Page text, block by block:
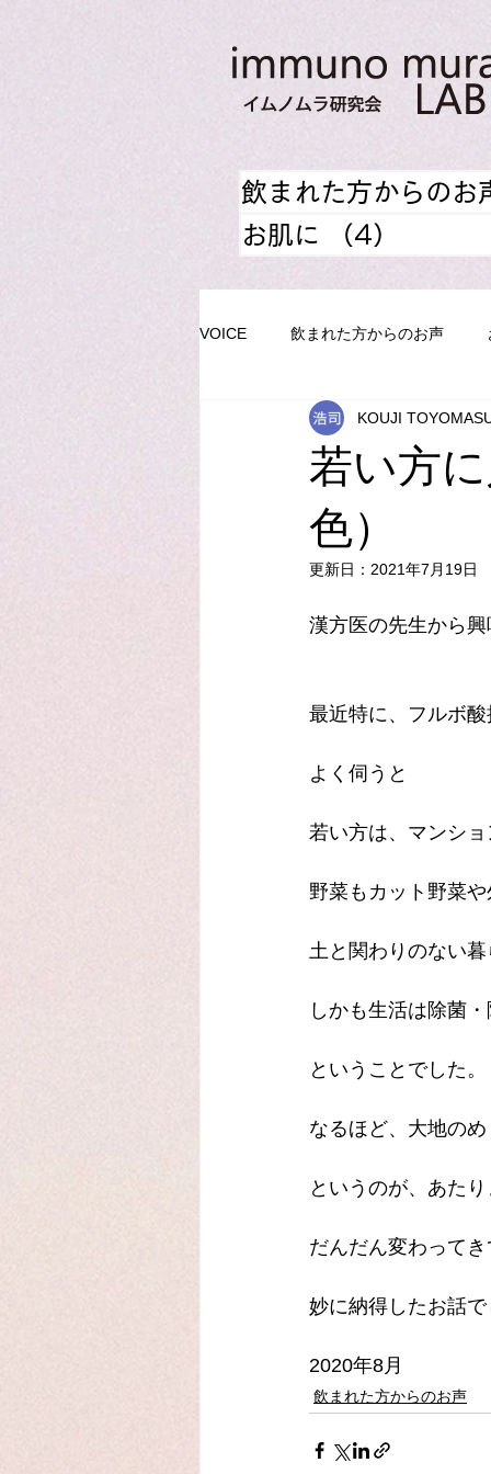
飲まれた方からのお
お肌に
（4）
VOICE 飲まれた方からのお声
若い方
色）
KOUJI
更新日： 2021年7月19日
漢方医の先生から
最近特に、フルボ
よく伺うと
若い方は、マンシ
野菜もカット野菜
土と関わりのない
しかも生活は除菌
ということでした。
なるほど、大地の
というのが、あた
だんだん変わって
妙に納得したお話
2020年8月
飲まれた方からのお声